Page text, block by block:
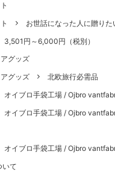
お世話になった人に贈りた
3,501円～6,000円（税別）
グッズ
グッズ
北欧旅行必需品
オイブロ手袋工場 / Ojbro
オイブロ手袋工場 / Ojbro
オイブロ手袋工場 / Ojbro
いて